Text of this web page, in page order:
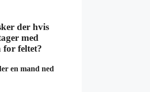
der hvis
med
feltet?
en mand ned